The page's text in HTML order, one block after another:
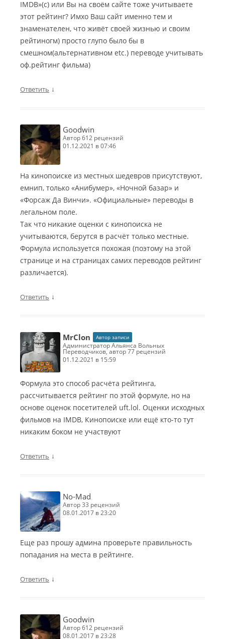
IMDB»(с) или Вы на своём сайте тоже учитываете
этот рейтинг? Имхо Ваш сайт именно тем и
знаменателен, что живёт своей жизнью и своим
рейтиногм) просто глупо было бы в
смешном(альтернативном etc.) переводе учитывать
оф.рейтинг фильма)
Ответить ↓
Goodwin
автор 612 рецензий
01.12.2021 в 07:46
На кинопоиске из местных шедевров присутствуют,
емнип, только «Анибумер», «Ночной базар» и
«Форсаж Да Винчи». «Официальные» переводы в
легальном поле.
Так что никакие оценки с кинопоиска не
учитываются, берутся в расчёт только местные.
Формула используется похожая (поэтому на этой
странице и на страницах самих переводов рейтинг
различается).
Ответить ↓
MrClon Автор записи
Администратор Альянса Вольных
Переводчиков, автор 77 рецензий
01.12.2021 в 15:59
Формула это способ расчёта рейтинга,
рассчитывается рейтинг по этой формуле, но на
основе оценок посетителей uft.lol. Оценки исходных
фильмов на IMDB, Кинопоиске или ещё кто-то тут
никаким боком не участвуют
Ответить ↓
No-Mad
автор 33 рецензий
08.01.2017 в 23:20
Еще раз прошу админа проверьте правильность
попадания на места в рейтинге.
Ответить ↓
Goodwin
автор 612 рецензий
08.01.2017 в 23:28